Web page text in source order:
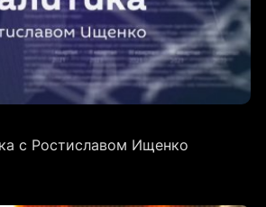
с Ростиславом Ищенко